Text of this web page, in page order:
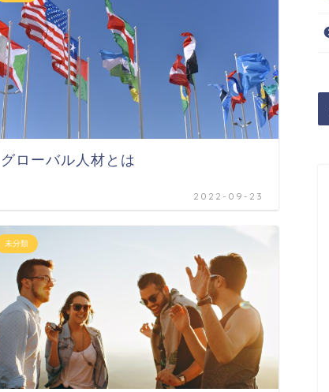
グローバル人材とは
2022-09-23
未分類